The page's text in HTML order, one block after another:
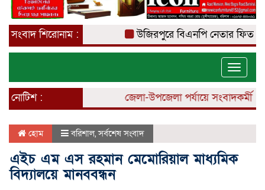
সংবাদ শিরোনাম : উজিরপুরে বিএনপি নেতার ফিতা
Toggle
নোটিশ :
জেলা-উপজেলা পর্যায়ে সংবাদকর্মী
হোম বরিশাল,সর্বশেষ সংবাদ
এইচ এম এস রহমান মেমোরিয়াল মাধ্যমিক
বিদ্যালয়ে মানববন্ধন